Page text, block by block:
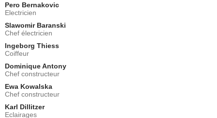
Pero Bernakovic
Electricien
Slawomir Baranski
Chef électricien
Ingeborg Thiess
Coiffeur
Dominique Antony
Chef constructeur
Ewa Kowalska
Chef constructeur
Karl Dillitzer
Eclairages